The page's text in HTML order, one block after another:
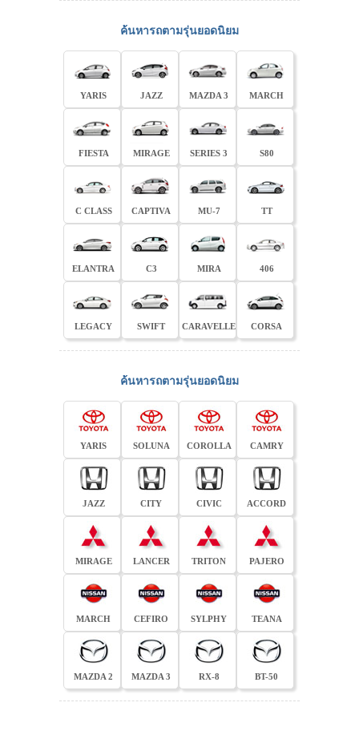
ค้นหารถตามรุ่นยอดนิยม
YARIS JAZZ MAZDA 3 MARCH
FIESTA MIRAGE SERIES 3 S80
C CLASS CAPTIVA MU-7 TT
ELANTRA C3 MIRA 406
LEGACY SWIFT CARAVELLE CORSA
ค้นหารถตามรุ่นยอดนิยม
YARIS SOLUNA COROLLA CAMRY
JAZZ CITY CIVIC ACCORD
MIRAGE LANCER TRITON PAJERO
MARCH CEFIRO SYLPHY TEANA
MAZDA 2 MAZDA 3 RX-8 BT-50